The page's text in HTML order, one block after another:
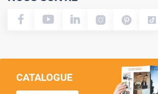
CATALOGUE